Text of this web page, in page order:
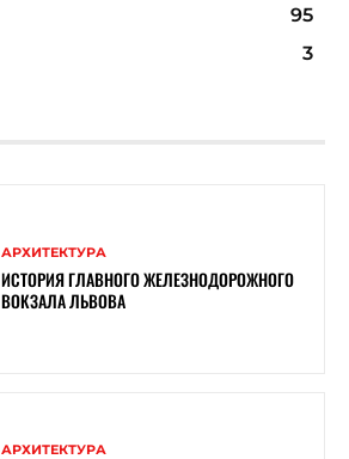
95
3
АРХИТЕКТУРА
ИСТОРИЯ ГЛАВНОГО ЖЕЛЕЗНОДОРОЖНОГО
ВОКЗАЛА ЛЬВОВА
АРХИТЕКТУРА